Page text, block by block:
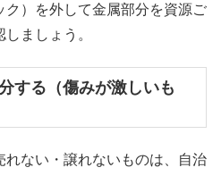
ク）を外して金属部分を資源ご
ましょう。
する（傷みが激しいも
れない・譲れないものは、自治